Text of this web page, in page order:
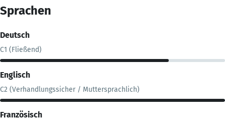
Sprachen
Deutsch
C1 (Fließend)
Englisch
C2 (Verhandlungssicher / Muttersprachlich)
Französisch